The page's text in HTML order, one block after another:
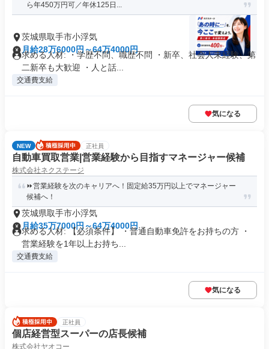
ら年450万円可／年休125日...
茨城県取手市小浮気
月給28万6000円～64万4000円
求める人材: ・学歴不問、職歴不問 ・新卒、社会人未経験、第
二新卒も大歓迎 ・人と話...
交通費支給
気になる
NEW 正社員
自動車買取営業|営業経験から目指すマネージャー候補
株式会社ネクステージ
⏩️営業経験を次のキャリアへ！固定給35万円以上でマネージャー
候補へ！
茨城県取手市小浮気
月給35万7000円～64万4000円
求める人材: 【必須条件】 ・普通自動車免許をお持ちの方 ・
営業経験を1年以上お持ち...
交通費支給
気になる
正社員
個店経営型スーパーの店長候補
株式会社ヤオコー